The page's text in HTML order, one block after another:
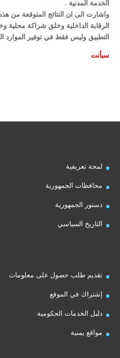
الخدمة المدنية .
واشارت الى ان النتائج المتوقعة من
الرقابة الداخلية وخلق شراكة
التطبيق وليس فقط في توفير الموارد
سبأنت
لمحة تعريفية
محافظات الجمهورية
دستور الجمهورية
التاريخ السياسي
تقديم طلب حصول على معلومات
إشتراك في الموقع
دليل الخدمات الحكومية
مواقع يمنية